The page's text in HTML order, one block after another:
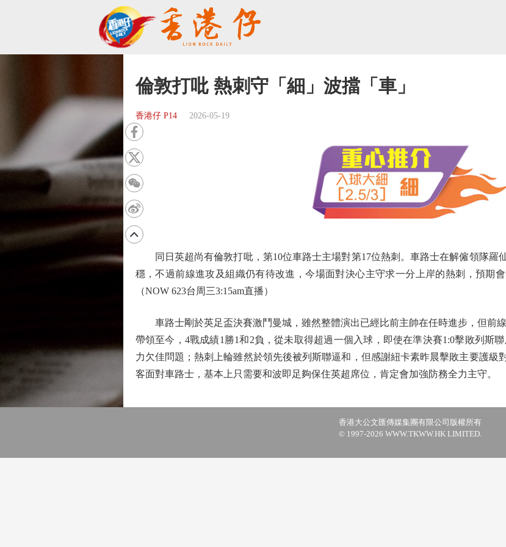
倫敦打吡 熱刺守「細」波擋「車」
香港仔 P14 2026-05-19
同日英超尚有倫敦打吡，第10位車路士主場對第17位熱刺。車路士在解僱領隊羅
穩，不過前線進攻及組織仍有待改進，今場面對決心主守求一分上岸的熱刺，預期
（NOW 623台周三3:15am直播）
車路士剛於英足盃決賽激鬥曼城，雖然整體演出已經比前主帥在任時進步，但前
帶領至今，4戰成績1勝1和2負，從未取得超過一個入球，即使在準決賽1:0擊敗列斯
力欠佳問題；熱刺上輪雖然於領先後被列斯聯逼和，但感謝紐卡素昨晨擊敗主要護級
客面對車路士，基本上只需要和波即足夠保住英超席位，肯定會加強防務全力主守。
香港大公文匯傳媒集團有限公司版權所有
© 1997-2026 WWW.TKWW.HK LIMITED.